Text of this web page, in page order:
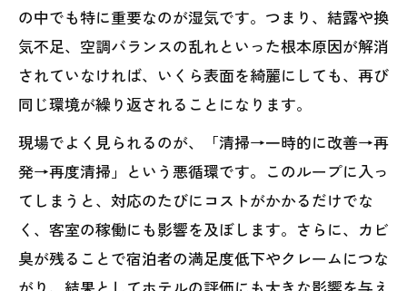
の中でも特に重要なのが湿気です。つまり、結露や換
気不足、空調バランスの乱れといった根本原因が解消
されていなければ、いくら表面を綺麗にしても、再び
同じ環境が繰り返されることになります。
現場でよく見られるのが、「清掃→一時的に改善→再
発→再度清掃」という悪循環です。このループに入っ
てしまうと、対応のたびにコストがかかるだけでな
く、客室の稼働にも影響を及ぼします。さらに、カビ
臭が残ることで宿泊者の満足度低下やクレームにつな